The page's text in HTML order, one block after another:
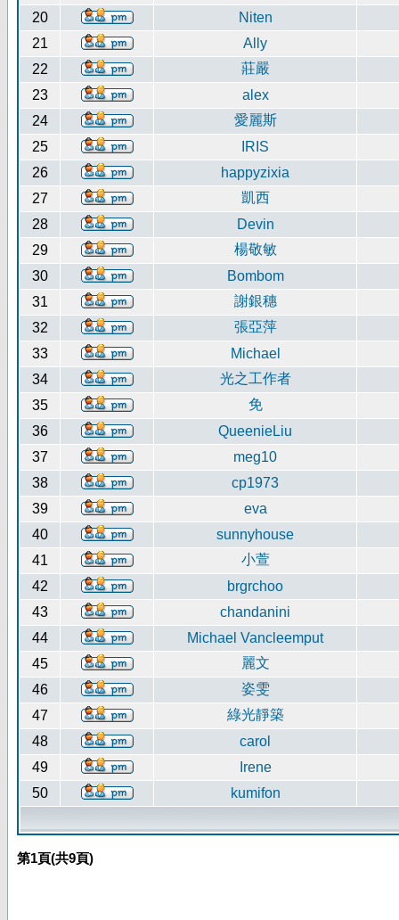
20
Niten
21
Ally
22
莊嚴
23
alex
24
愛麗斯
25
IRIS
26
happyzixia
27
凱西
28
Devin
29
楊敬敏
30
Bombom
31
謝銀穗
32
張亞萍
33
Michael
34
光之工作者
35
免
36
QueenieLiu
37
meg10
38
cp1973
39
eva
40
sunnyhouse
41
小萱
42
brgrchoo
43
chandanini
44
Michael Vancleemput
45
麗文
46
姿雯
47
綠光靜築
48
carol
49
Irene
50
kumifon
第1頁(共9頁)